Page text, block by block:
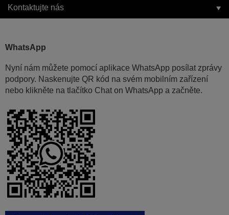
Kontaktujte nás
WhatsApp
Nyní nám můžete pomocí aplikace WhatsApp posílat zprávy
podpory. Naskenujte QR kód na svém mobilním zařízení
nebo klikněte na tlačítko Chat on WhatsApp a začněte.